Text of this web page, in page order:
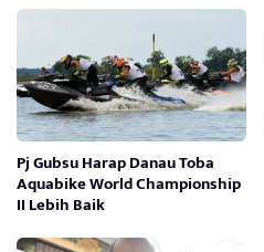
Pj Gubsu Harap Danau Toba
Aquabike World Championship
II Lebih Baik